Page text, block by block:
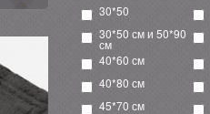
30*50
30*50 см и 50*90
см
40*60 см
40*80 см
45*70 см